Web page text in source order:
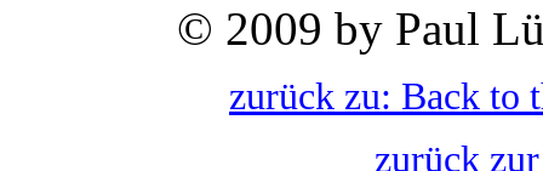
© 2009 by Paul
zurück zu: Back to
zurück